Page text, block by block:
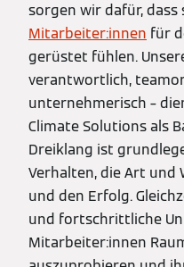
sorgen wir dafür, dass
Mitarbeiter:innen für
gerüstet fühlen.
verantwortlich,
unternehmerisch –
Climate Solutions als
Dreiklang ist
Verhalten, die Art und
und den Erfolg.
und fortschrittliche
Mitarbeiter:innen